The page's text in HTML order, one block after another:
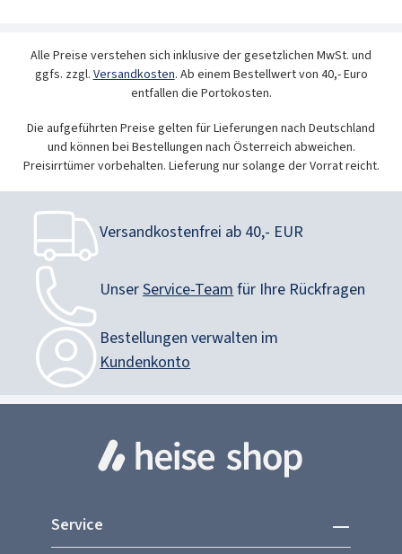
Alle Preise verstehen sich inklusive der gesetzlichen MwSt. und
ggfs. zzgl.Versandkosten. Ab einem Bestellwert von 40,- Euro
entfallen die Portokosten.
Die aufgeführten Preise gelten für Lieferungen nach Deutschland
und können bei Bestellungen nach Österreich abweichen.
Preisirrtümer vorbehalten. Lieferung nur solange der Vorrat reicht.
Versandkostenfrei ab 40,- EUR
UnserService-Team für Ihre Rückfragen
Bestellungen verwalten im
Kundenkonto
Service